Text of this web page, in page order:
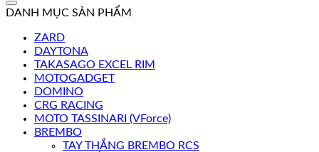
DANH MỤC SẢN PHẨM
ZARD
DAYTONA
TAKASAGO EXCEL RIM
MOTOGADGET
DOMINO
CRG RACING
MOTO TASSINARI (VForce)
BREMBO
TAY THẮNG BREMBO RCS